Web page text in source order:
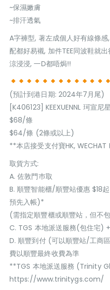
~保濕嫩膚
~排汗透氣
A字褲型, 著左成個人好有線條
配都好易襯, 加件TEE同波鞋就
涼浸浸, 一D都唔焗!!
(預計到港日期: 2024年7月尾)
[K406123] KEEXUENNL 珂宣尼
$68/條
$64/條 (2條或以上)
**本店接受支付寶HK,
取貨方式:
A. 佐敦門巿取
B. 順豐智能櫃/順豐站優惠 $18
預先入帳)*
(需指定順豐櫃或順豐站，但不
C. TGS 本地派送服務(包住宅)
D. 順豐到付 (可以順豐站/工商
費以順豐最終收費為準
**TGS 本地派送服務 (Trinity
https://www.trinitygs.com/